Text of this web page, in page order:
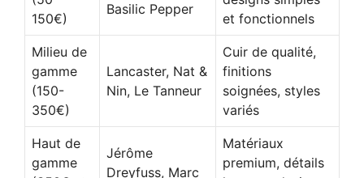
150€)
Basilic Pepper
et fonctionnels
Milieu de
gamme
(150-
350€)
Lancaster, Nat &
Nin, Le Tanneur
Cuir de qualité,
finitions
soignées, styles
variés
Haut de
gamme
Jérôme
Dreyfuss, Marc
Matériaux
premium, détails